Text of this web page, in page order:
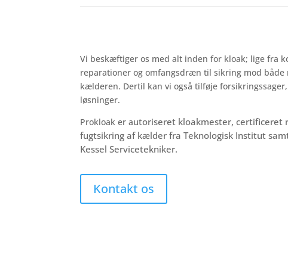
Vi beskæftiger os med alt inden for kloak; lige fra
reparationer og omfangsdræn til sikring mod både
kælderen. Dertil kan vi også tilføje
løsninger.
Prokloak er autoriseret kloakmester,
fugtsikring af kælder fra Teknologisk Institut
KesselServicetekniker.
Kontakt os